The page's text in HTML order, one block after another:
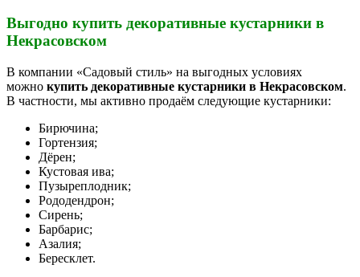
Выгодно купить декоративные кустарники в
Некрасовском
В компании «Садовый стиль» на выгодных условиях
можно купить декоративные кустарники в Некрасовском.
В частности, мы активно продаём следующие кустарники:
Бирючина;
Гортензия;
Дёрен;
Кустовая ива;
Пузыреплодник;
Рододендрон;
Сирень;
Барбарис;
Азалия;
Бересклет.